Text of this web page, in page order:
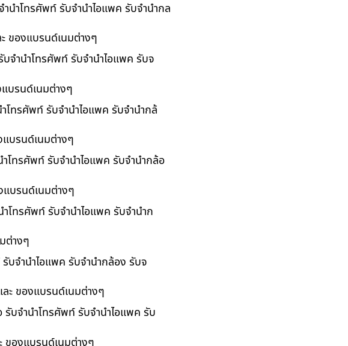
นำโทรศัพท์ รับจำนำไอแพค รับจำนำกล
ของแบรนด์เนมต่างๆ
จำนำโทรศัพท์ รับจำนำไอแพค รับจ
บรนด์เนมต่างๆ
โทรศัพท์ รับจำนำไอแพค รับจำนำกล้
แบรนด์เนมต่างๆ
โทรศัพท์ รับจำนำไอแพค รับจำนำกล้อ
แบรนด์เนมต่างๆ
โทรศัพท์ รับจำนำไอแพค รับจำนำก
ต่างๆ
บจำนำไอแพค รับจำนำกล้อง รับจ
ะ ของแบรนด์เนมต่างๆ
บจำนำโทรศัพท์ รับจำนำไอแพค รับ
ของแบรนด์เนมต่างๆ